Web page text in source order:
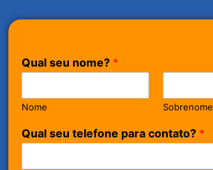
Qual seu nome? *
Nome Sobrenome
Qual seu telefone para contato? *